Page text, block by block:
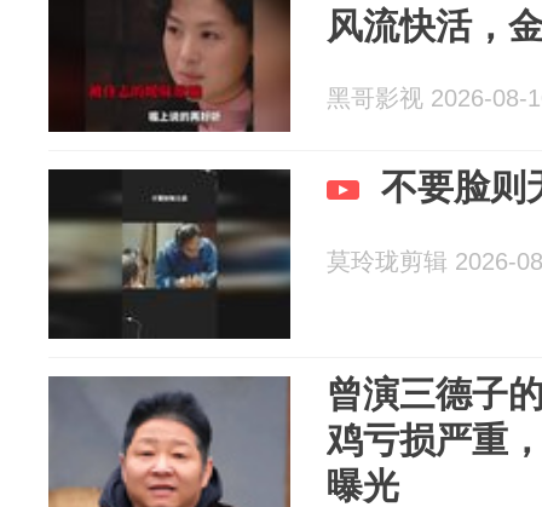
风流快活，
黑哥影视 2026-08-
不要脸则
莫玲珑剪辑 2026-
曾演三德子
鸡亏损严重
曝光